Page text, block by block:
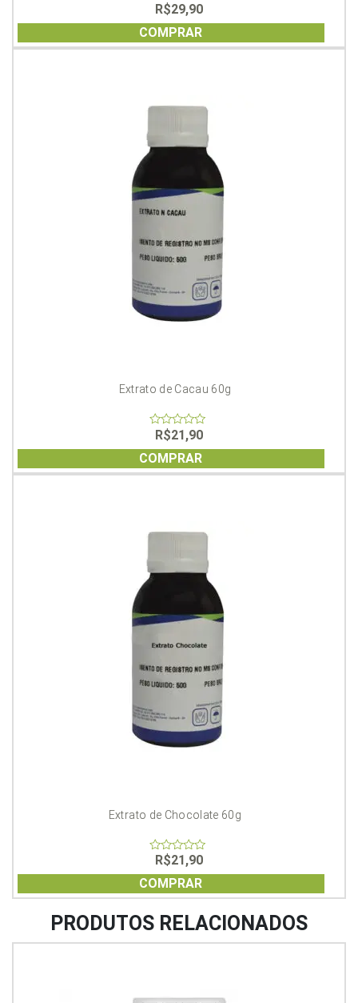
of
5
R$29,90
COMPRAR
Extrato de Cacau 60g
out
of
5
R$21,90
COMPRAR
Extrato de Chocolate 60g
of
5
R$21,90
COMPRAR
PRODUTOS RELACIONADOS